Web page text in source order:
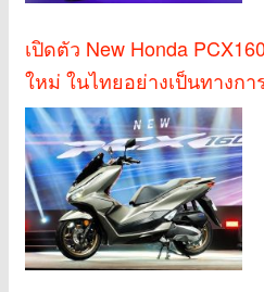
เปิดตัว New Honda
ใหม่ ในไทยอย่างเป็นทางกา